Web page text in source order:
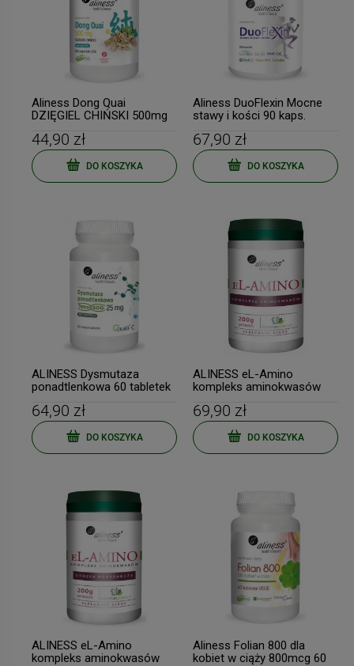
Aliness Dong Quai
DZIĘGIEL CHIŃSKI 500mg
44,90 zł
DO KOSZYKA
Aliness DuoFlexin Mocne
stawy i kości 90 kaps.
67,90 zł
DO KOSZYKA
ALINESS Dysmutaza
ponadtlenkowa 60 tabletek
64,90 zł
DO KOSZYKA
ALINESS eL-Amino
kompleks aminokwasów
69,90 zł
DO KOSZYKA
ALINESS eL-Amino
kompleks aminokwasów
Aliness Folian 800 dla
kobiet w ciąży 800mcg 60